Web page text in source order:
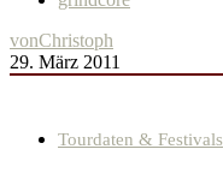
vonChristoph
29. März 2011
Tourdaten & Festivals